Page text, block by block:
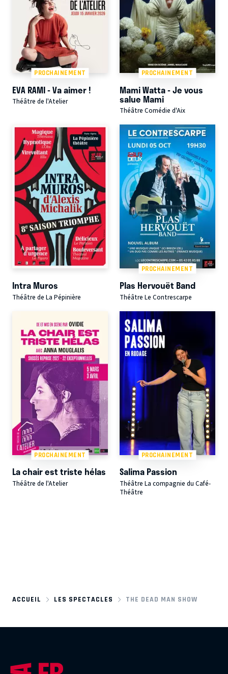
PROCHAINEMENT
EVA RAMI - Va aimer !
Théâtre de l'Atelier
PROCHAINEMENT
Mami Watta - Je vous
salue Mami
Théâtre Comédie d'Aix
Intra Muros
Théâtre de La Pépinière
PROCHAINEMENT
Plas Hervouët Band
Théâtre Le Contrescarpe
PROCHAINEMENT
La chair est triste hélas
Théâtre de l'Atelier
PROCHAINEMENT
Salima Passion
Théâtre La compagnie du Café-
Théâtre
ACCUEIL LES SPECTACLES THE DEAD MAN SHOW